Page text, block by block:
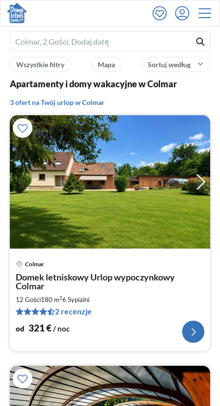
Ferienhausmiete
logo
Sortuj według
Mapa
Wszystkie filtry
Apartamenty i domy wakacyjne w Colmar
3 ofert na Twój urlop w Colmar
Colmar
Domek letniskowy Urlop wypoczynkowy
Colmar
12 Gości180 m26 Sypialni
2 recenzje
od 321€/ noc